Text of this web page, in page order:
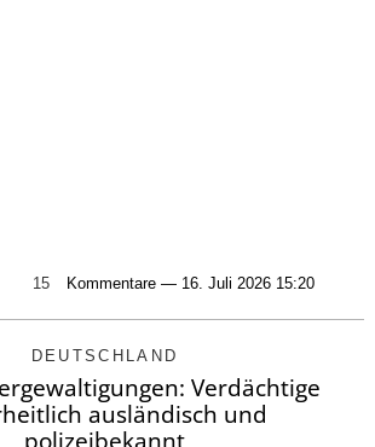
15 Kommentare — 16. Juli 2026 15:20
DEUTSCHLAND
Verdächtige
ausländisch und